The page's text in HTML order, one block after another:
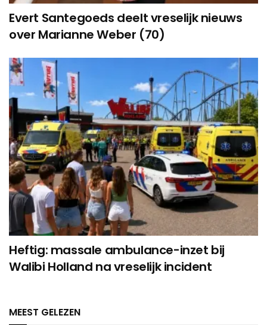
Evert Santegoeds deelt vreselijk nieuws
over Marianne Weber (70)
Heftig: massale ambulance-inzet bij
Walibi Holland na vreselijk incident
MEEST GELEZEN